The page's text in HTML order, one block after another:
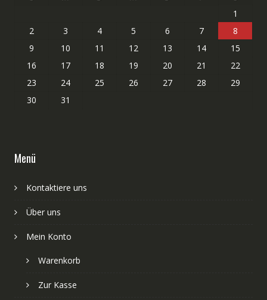
1
2
3 4 5 6 7
8
9
10 11 12 13 14
15
16
17 18 19 20 21
22
23
24 25 26 27 28
29
30
31
Menü
Kontaktiere uns
Über uns
Mein Konto
Warenkorb
Zur Kasse